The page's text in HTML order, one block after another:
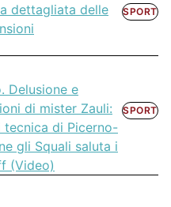
dettagliata delle
SPORT
Delusione e
di mister Zauli:
tecnica di Picerno-
gli Squali saluta i
(Video)
SPORT